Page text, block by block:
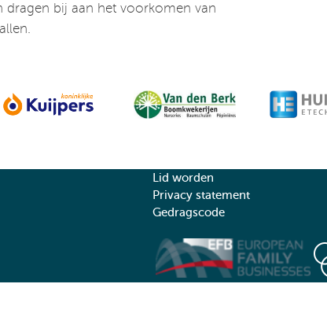
dragen bij aan het voorkomen van
Lid worden
Privacy statement
Gedragscode